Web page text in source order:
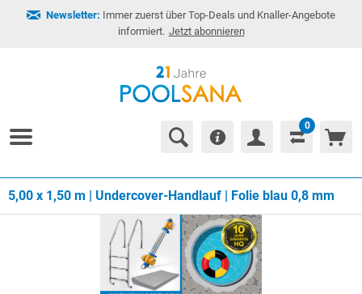
Newsletter: Immer zuerst über Top-Deals und Knaller-Angebote
informiert. Jetzt abonnieren
0
5,00 x 1,50 m | Undercover-Handlauf | Folie blau 0,8 mm